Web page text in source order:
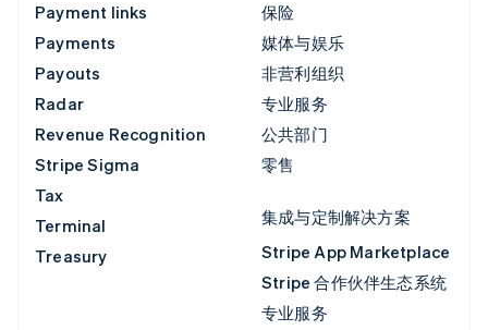
Payment links
Payments
Payouts
Radar
Revenue Recognition
Stripe Sigma
Tax
Terminal
Treasury
保险
媒体与娱乐
非营利组织
专业服务
公共部门
零售
集成与定制解决方案
Stripe App Marketplace
Stripe 合作伙伴生态系统
专业服务